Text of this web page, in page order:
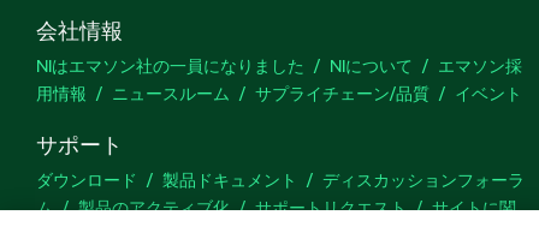
会社情報
NIはエマソン社の一員になりました NIについて
エマソン採
用情報
ニュースルーム サプライチェーン/品質 イベント
サポート
ダウンロード 製品ドキュメント
ディスカッションフォーラ
ム
製品のアクティブ化 サポートリクエスト
サイトに関